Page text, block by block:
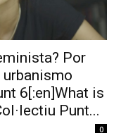
Por
urbanismo
6[:en]What is
Punt...
0